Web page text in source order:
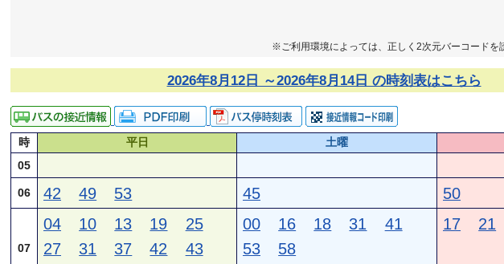
※ご利用環境によっては、正しく2次元バーコードを
2026年8月12日 ～2026年8月14日 の時刻表はこちら
時 平日
土曜
05
06 42 49 53 45 50
07
04 10 13 19
25
27
31 37 42
43
00 16 18 31
41
53
58
17 21